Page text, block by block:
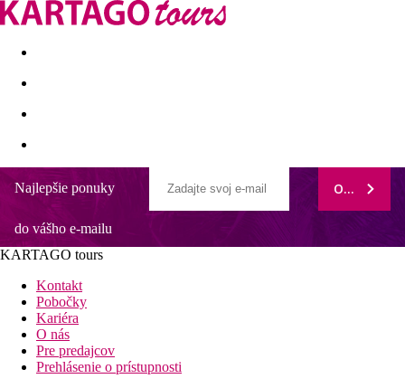
Last minute Dovolenkové kluby
Meliá Calvia Beach
Vzdialenosti
800 m
Centrum mesta
300 m
Nákupy
0 m
Najlepšie ponuky
do vášho e-mailu
ODOBERAŤ
KARTAGO tours
Kontakt
Pobočky
Kariéra
O nás
Pre predajcov
Prehlásenie o prístupnosti